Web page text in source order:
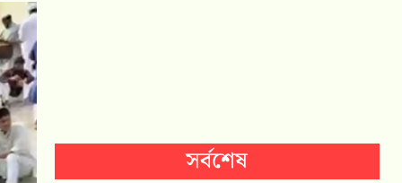
সর্বশেষ